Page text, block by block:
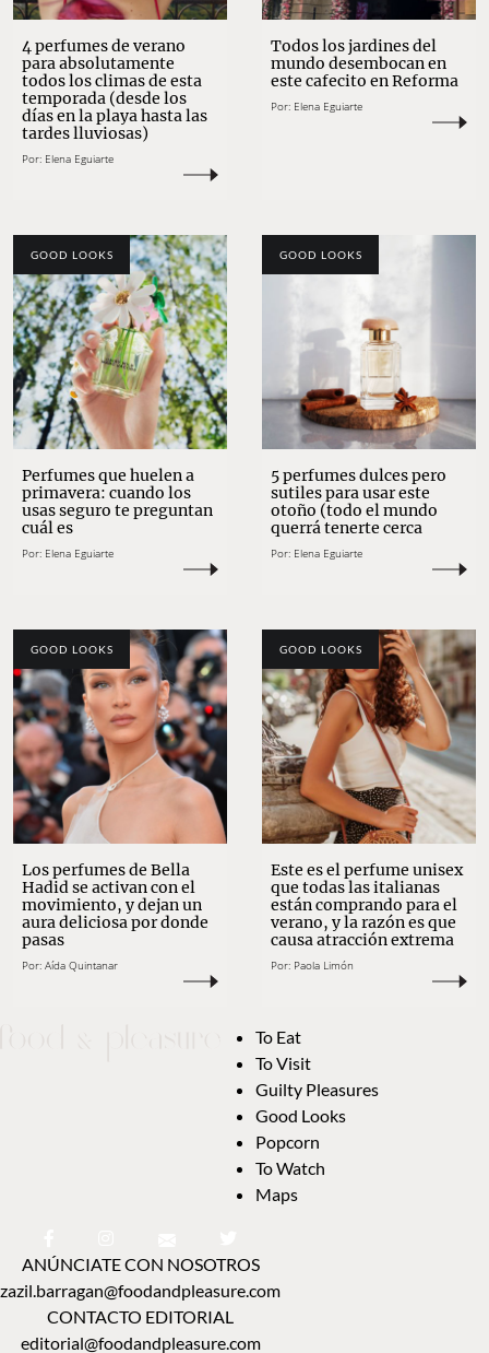
4 perfumes de verano
para absolutamente
todos los climas de esta
temporada (desde los
días en la playa hasta las
tardes lluviosas)
Por: Elena Eguiarte
Todos los jardines del
mundo desembocan en
este cafecito en Reforma
Por: Elena Eguiarte
GOOD LOOKS
Perfumes que huelen a
primavera: cuando los
usas seguro te preguntan
cuál es
Por: Elena Eguiarte
GOOD LOOKS
5 perfumes dulces pero
sutiles para usar este
otoño (todo el mundo
querrá tenerte cerca
Por: Elena Eguiarte
GOOD LOOKS
Los perfumes de Bella
Hadid se activan con el
movimiento, y dejan un
aura deliciosa por donde
pasas
Por: Aída Quintanar
GOOD LOOKS
Este es el perfume unisex
que todas las italianas
están comprando para el
verano, y la razón es que
causa atracción extrema
Por: Paola Limón
To Eat
To Visit
Guilty Pleasures
Good Looks
Popcorn
To Watch
Maps
ANÚNCIATE CON NOSOTROS
zazil.barragan@foodandpleasure.com
CONTACTO EDITORIAL
editorial@foodandpleasure.com